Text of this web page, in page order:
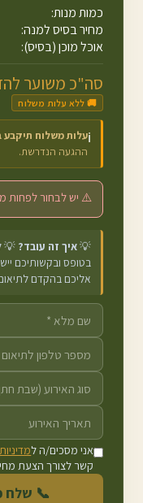
כמות מנות:
מחיר בסיס למנה:
אוכל מוכן (בסיס):
סה"כ משוער
🚚 ללא עלות משלוח
ℹ️עלות משלוח
ההגעה הנדרשת.
⚠️ יש לבחור לפחות
💡איך זה עובד? 💡
בטופס ובקשותיכם
אליכם בהקדם
אני מסכים/ה ל
קשר לצורך הצעת
📞 שלח